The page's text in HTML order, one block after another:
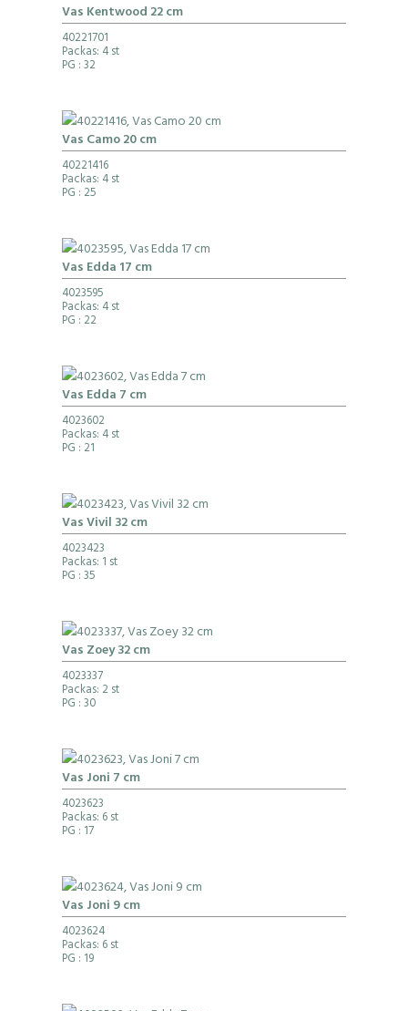
Vas Kentwood 22 cm
40221701
Packas: 4 st
PG : 32
Vas Camo 20 cm
40221416
Packas: 4 st
PG : 25
Vas Edda 17 cm
4023595
Packas: 4 st
PG : 22
Vas Edda 7 cm
4023602
Packas: 4 st
PG : 21
Vas Vivil 32 cm
4023423
Packas: 1 st
PG : 35
Vas Zoey 32 cm
4023337
Packas: 2 st
PG : 30
Vas Joni 7 cm
4023623
Packas: 6 st
PG : 17
Vas Joni 9 cm
4023624
Packas: 6 st
PG : 19